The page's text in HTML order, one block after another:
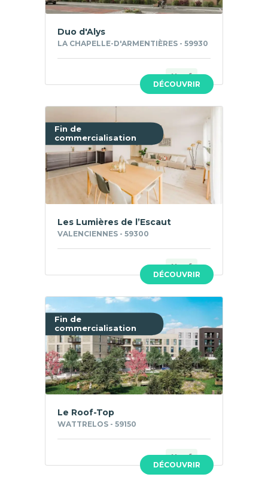
DÉCOUVRIR
Duo d'Alys
LA CHAPELLE-D'ARMENTIÈRES - 59930
Neuf
Fin de
commercialisation
DÉCOUVRIR
Les Lumières de l’Escaut
VALENCIENNES - 59300
Neuf
Fin de
commercialisation
DÉCOUVRIR
Le Roof-Top
WATTRELOS - 59150
Neuf